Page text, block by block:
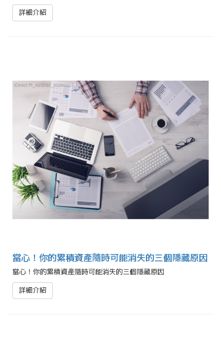
詳細介紹
當心！你的累積資產隨時可能消失的三個隱藏原因
當心！你的累積資產隨時可能消失的三個隱藏原因
詳細介紹